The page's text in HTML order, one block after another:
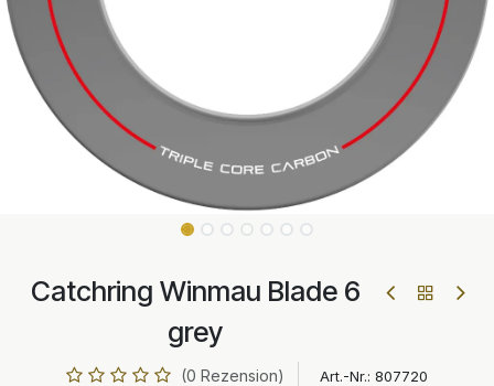
Catchring Winmau Blade 6
grey
(0 Rezension) Art.-Nr.: 807720